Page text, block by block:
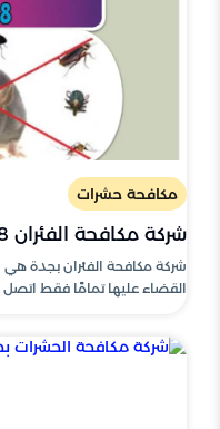
مكافحة حشرات
شركة مكافحة الفئران 0552322668
شركة مكافحة الفئران بجدة
القضاء عليها تمامًا فقط اتصل على